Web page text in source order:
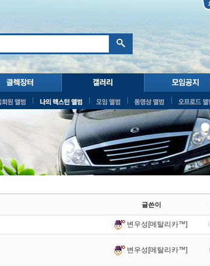
글쓴이
변우성[메탈리카™]
변우성[메탈리카™]